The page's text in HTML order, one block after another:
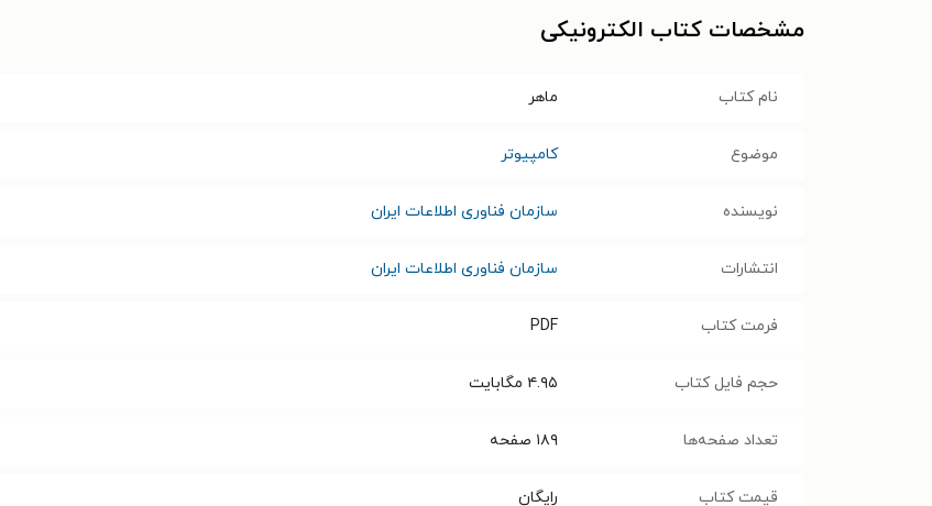
مشخصات کتاب الکترونیکی
نام کتاب ماهر
موضوع کامپیوتر
نویسنده سازمان فناوری اطلاعات ایران
انتشارات سازمان فناوری اطلاعات ایران
فرمت کتاب PDF
حجم فایل کتاب ۴.۹۵ مگابایت
تعداد صفحه‌ها ۱۸۹ صفحه
قیمت کتاب رایگان